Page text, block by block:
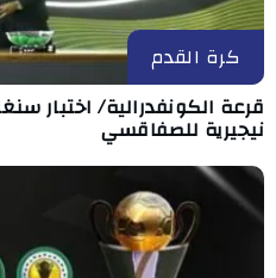
كرة القدم
قرعة الكونفدرالية/ اختبار
نيجيرية للصفاقسي